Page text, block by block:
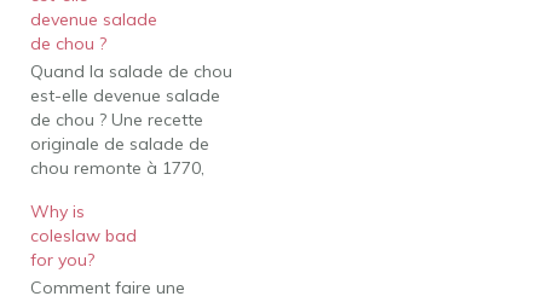
devenue salade
de chou ?
Quand la salade de chou
est-elle devenue salade
de chou ? Une recette
originale de salade de
chou remonte à 1770,
The Sensible Cook: Dutch
Foodways in the Old and
New World. A l'intérieur,
l'auteur attribue la
Why is
coleslaw bad
for you?
Comment faire une